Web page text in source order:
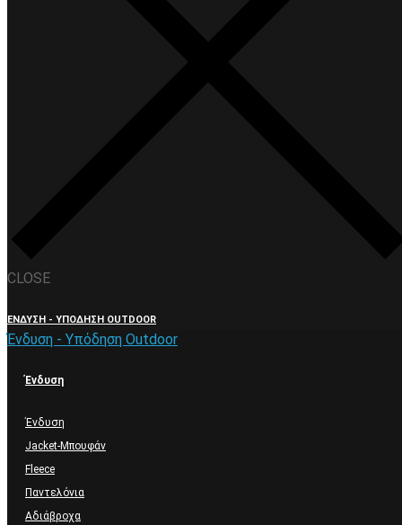
CLOSE
ΈΝΔΥΣΗ - ΥΠΌΔΗΣΗ OUTDOOR
Ένδυση - Υπόδηση Outdoor
Ένδυση
Ένδυση
Jacket-Μπουφάν
Fleece
Παντελόνια
Αδιάβροχα